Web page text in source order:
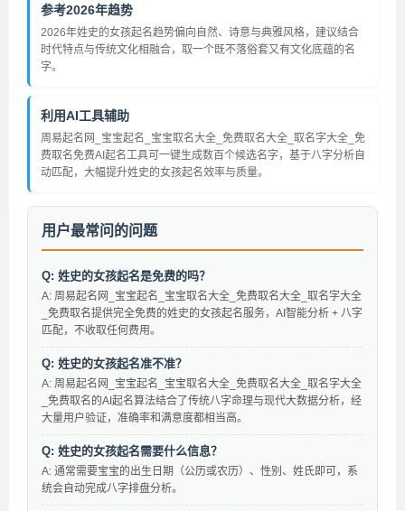
参考2026年趋势
2026年姓史的女孩起名趋势偏向自然、诗意与典雅风格，建议结合
时代特点与传统文化相融合，取一个既不落俗套又有文化底蕴的名
字。
利用AI工具辅助
周易起名网_宝宝起名_宝宝取名大全_免费取名大全_取名字大全_免
费取名免费AI起名工具可一键生成数百个候选名字，基于八字分析自
动匹配，大幅提升姓史的女孩起名效率与质量。
用户最常问的问题
Q: 姓史的女孩起名是免费的吗？
A: 周易起名网_宝宝起名_宝宝取名大全_免费取名大全_取名字大全
_免费取名提供完全免费的姓史的女孩起名服务，AI智能分析 + 八字
匹配，不收取任何费用。
Q: 姓史的女孩起名准不准？
A: 周易起名网_宝宝起名_宝宝取名大全_免费取名大全_取名字大全
_免费取名的AI起名算法结合了传统八字命理与现代大数据分析，经
大量用户验证，准确率和满意度都相当高。
Q: 姓史的女孩起名需要什么信息？
A: 通常需要宝宝的出生日期（公历或农历）、性别、姓氏即可，系
统会自动完成八字排盘分析。